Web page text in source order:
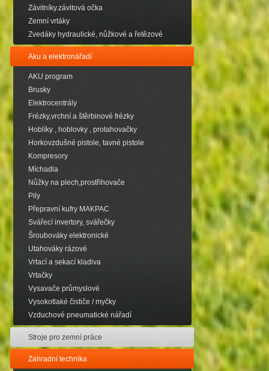
Závitníky.závitová očka
Zemní vrtáky
Zvedáky hydraulické, nůžkové a řetězové
Aku a elektronářadí
AKU program
Brusky
Elektrocentrály
Frézky,vrchní a štěrbinové frézky
Hoblíky , hoblovky , protahovačky
Horkovzdušné pistole, tavné pistole
Kompresory
Míchadla
Nůžky na plech,prostřihovače
Pily
Přepravní kufry MAKPAC
Svářecí invertory, svářečky
Šroubováky elektronické
Utahováky rázové
Vrtací a sekací kladiva
Vrtačky
Vysavače průmyslové
Vysokotlaké čističe / myčky
Vzduchové pneumatické nářadí
Stroje pro zemní práce
Zahradní technika